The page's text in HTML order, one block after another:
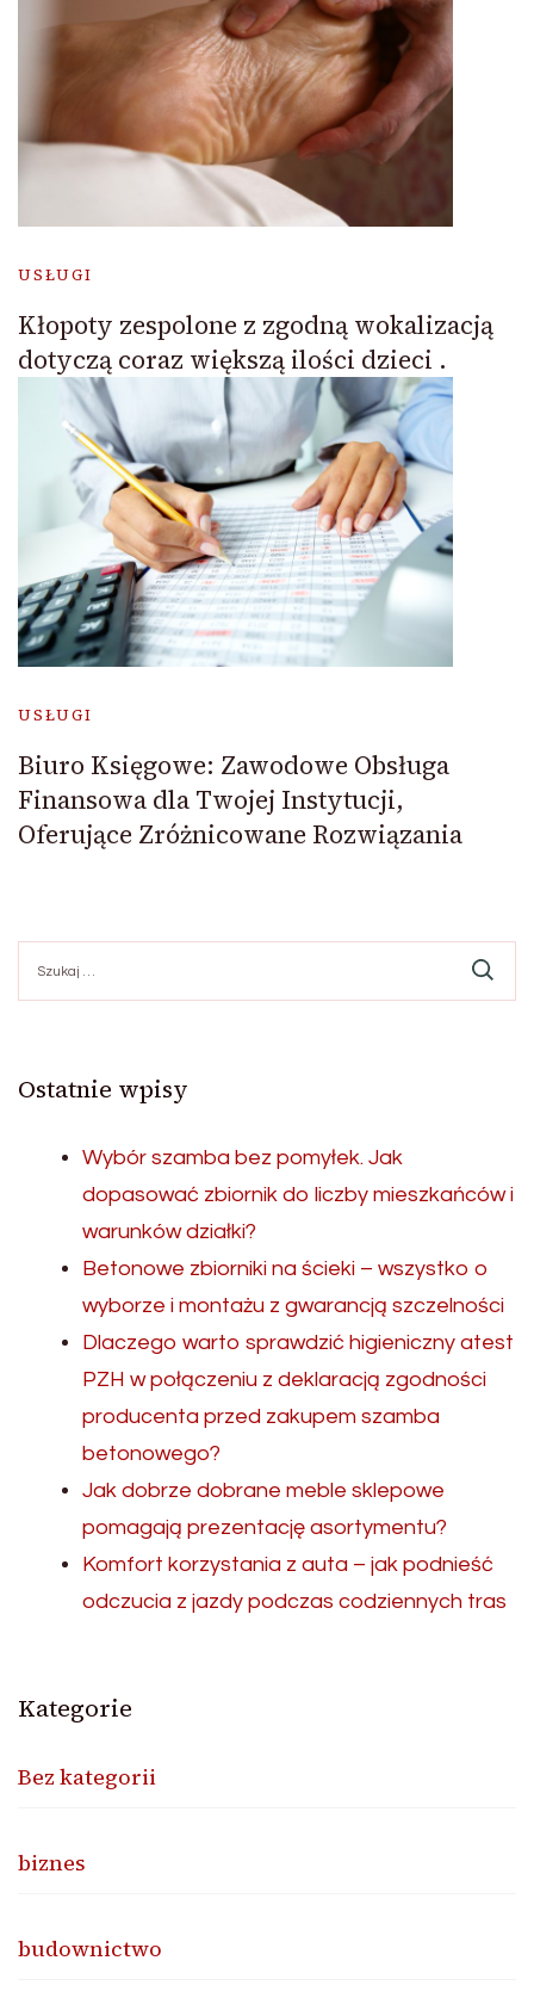
USŁUGI
Kłopoty zespolone z zgodną wokalizacją
dotyczą coraz większą ilości dzieci .
USŁUGI
Biuro Księgowe: Zawodowe Obsługa
Finansowa dla Twojej Instytucji,
Oferujące Zróżnicowane Rozwiązania
Ostatnie wpisy
Wybór szamba bez pomyłek. Jak
dopasować zbiornik do liczby mieszkańców i
warunków działki?
Betonowe zbiorniki na ścieki – wszystko o
wyborze i montażu z gwarancją szczelności
Dlaczego warto sprawdzić higieniczny atest
PZH w połączeniu z deklaracją zgodności
producenta przed zakupem szamba
betonowego?
Jak dobrze dobrane meble sklepowe
pomagają prezentację asortymentu?
Komfort korzystania z auta – jak podnieść
odczucia z jazdy podczas codziennych tras
Kategorie
Bez kategorii
biznes
budownictwo